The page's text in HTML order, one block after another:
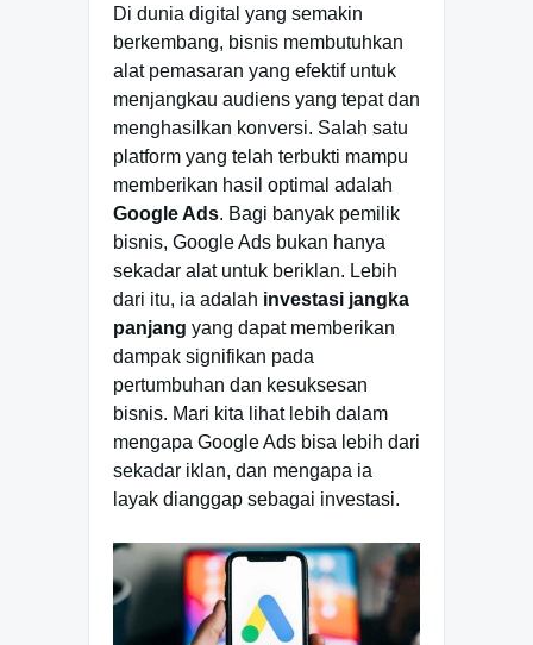
Di dunia digital yang semakin
berkembang, bisnis membutuhkan
alat pemasaran yang efektif untuk
menjangkau audiens yang tepat dan
menghasilkan konversi. Salah satu
platform yang telah terbukti mampu
memberikan hasil optimal adalah
Google Ads. Bagi banyak pemilik
bisnis, Google Ads bukan hanya
sekadar alat untuk beriklan. Lebih
dari itu, ia adalah investasi jangka
panjang yang dapat memberikan
dampak signifikan pada
pertumbuhan dan kesuksesan
bisnis. Mari kita lihat lebih dalam
mengapa Google Ads bisa lebih dari
sekadar iklan, dan mengapa ia
layak dianggap sebagai investasi.